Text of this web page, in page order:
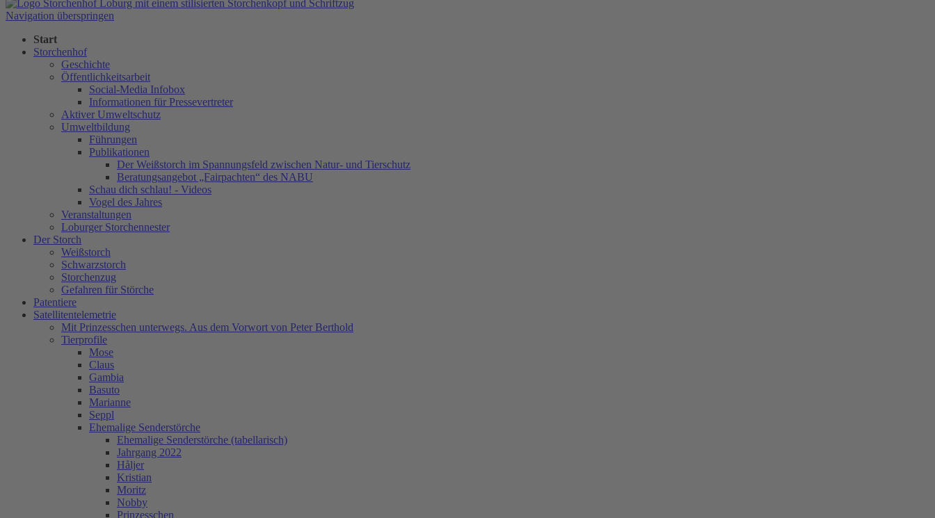
Navigation überspringen
Start
Storchenhof
Geschichte
Öffentlichkeitsarbeit
Social-Media Infobox
Informationen für Pressevertreter
Aktiver Umweltschutz
Umweltbildung
Führungen
Publikationen
Der Weißstorch im Spannungsfeld zwischen Natur- und Tierschutz
Beratungsangebot „Fairpachten“ des NABU
Schau dich schlau! - Videos
Vogel des Jahres
Veranstaltungen
Loburger Storchennester
Der Storch
Weißstorch
Schwarzstorch
Storchenzug
Gefahren für Störche
Patentiere
Satellitentelemetrie
Mit Prinzesschen unterwegs. Aus dem Vorwort von Peter Berthold
Tierprofile
Mose
Claus
Gambia
Basuto
Marianne
Seppl
Ehemalige Senderstörche
Ehemalige Senderstörche (tabellarisch)
Jahrgang 2022
Håljer
Kristian
Moritz
Nobby
Prinzesschen